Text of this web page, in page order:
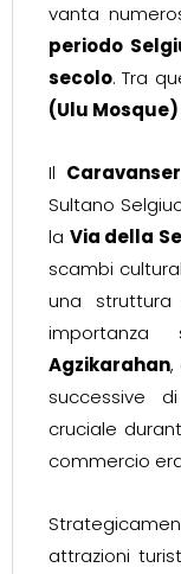
vanta
periodo
secolo. Tra
(Ulu Mosque)
Il
Sultano
la Via della
scambi
una
Agzikarahan,
successive
cruciale
commercio
attrazioni